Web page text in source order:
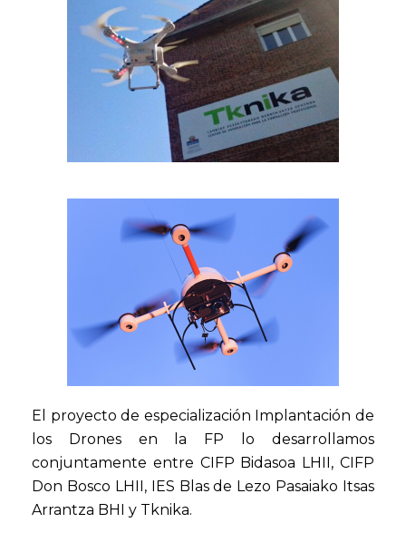
El proyecto de especialización Implantación de
los Drones en la FP lo desarrollamos
conjuntamente entre CIFP Bidasoa LHII, CIFP
Don Bosco LHII, IES Blas de Lezo Pasaiako Itsas
Arrantza BHI y Tknika.